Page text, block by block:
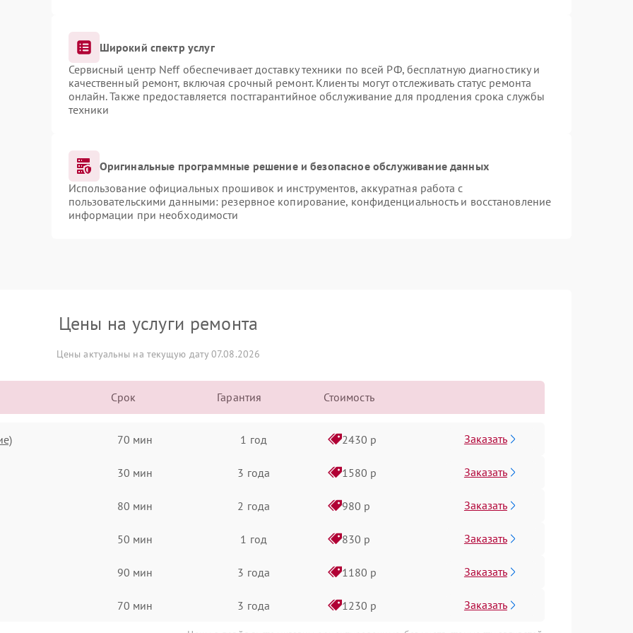
Широкий спектр услуг
Сервисный центр Neff обеспечивает доставку техники по всей РФ, бесплатную диагностику и
качественный ремонт, включая срочный ремонт. Клиенты могут отслеживать статус ремонта
онлайн. Также предоставляется постгарантийное обслуживание для продления срока службы
техники
Оригинальные программные решение и безопасное обслуживание данных
Использование официальных прошивок и инструментов, аккуратная работа с
пользовательскими данными: резервное копирование, конфиденциальность и восстановление
информации при необходимости
Цены на услуги ремонта
Цены актуальны на текущую дату 07.08.2026
Срок Гарантия Стоимость
70 мин 1 год 2430 р Заказать
30 мин 3 года 1580 р Заказать
80 мин 2 года 980 р Заказать
50 мин 1 год 830 р Заказать
90 мин 3 года 1180 р Заказать
70 мин 3 года 1230 р Заказать